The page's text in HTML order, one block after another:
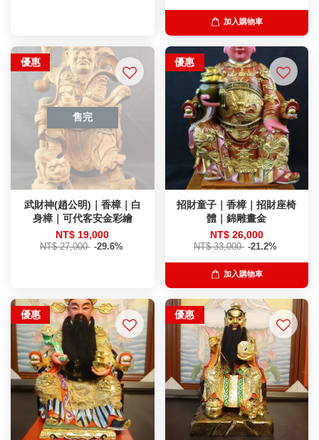
加入購物車
優惠
售完
武財神(趙公明)｜香樟｜白
身樟｜可代客安金彩繪
NT$ 19,000
NT$ 27,000 -29.6%
優惠
招財童子｜香樟｜招財座椅
體｜錦雕畫金
NT$ 26,000
NT$ 33,000 -21.2%
加入購物車
優惠 優惠